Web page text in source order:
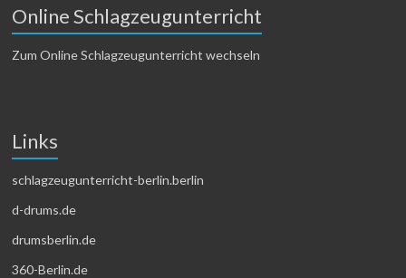
Online Schlagzeugunterricht
Zum Online Schlagzeugunterricht wechseln
Links
schlagzeugunterricht-berlin.berlin
d-drums.de
drumsberlin.de
360-Berlin.de